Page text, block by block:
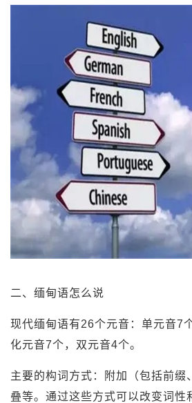
二、缅甸语怎么说
现代缅甸语有26个元音：单元音7
化元音7个，双元音4个。
主要的构词方式：附加（包括前缀
叠等。通过这些方式可以改变词性